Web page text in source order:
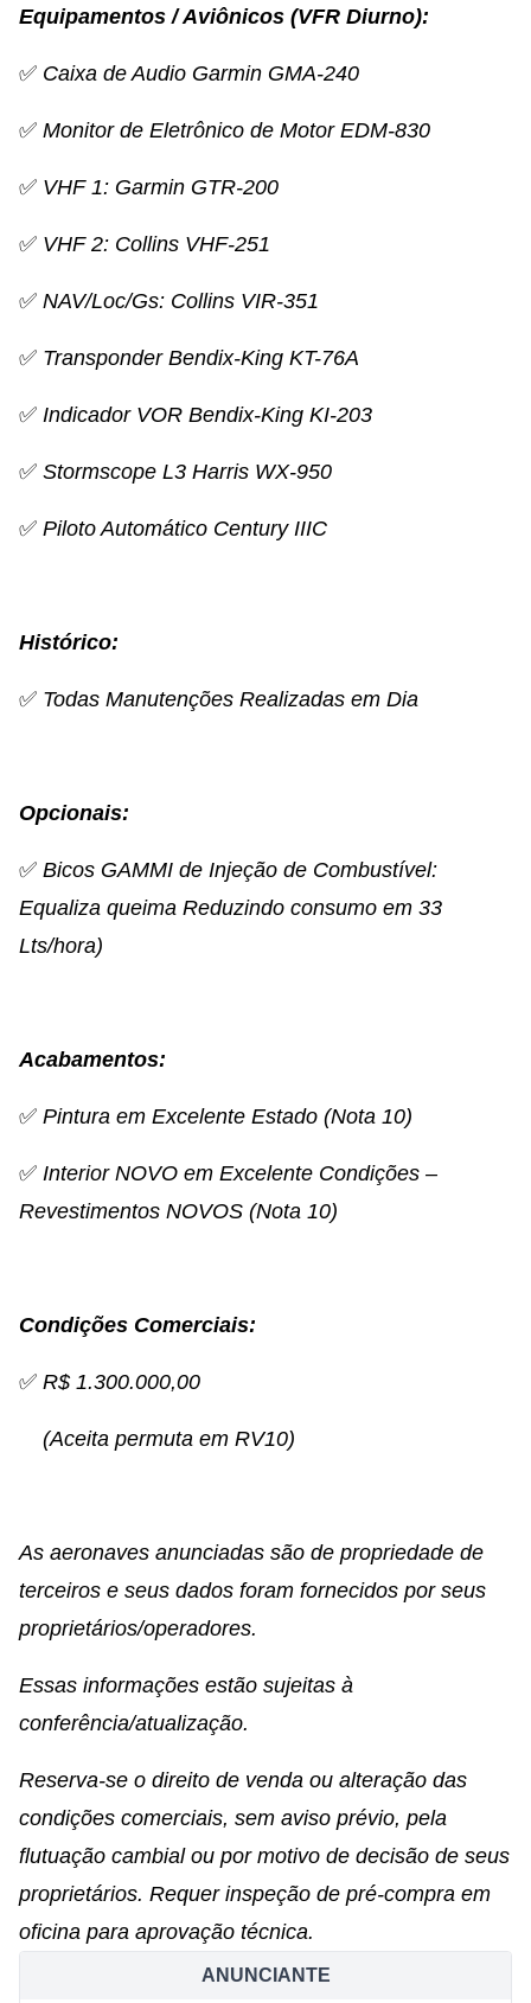
Equipamentos / Aviônicos (VFR Diurno):
✅ Caixa de Audio Garmin GMA-240
✅ Monitor de Eletrônico de Motor EDM-830
✅ VHF 1: Garmin GTR-200
✅ VHF 2: Collins VHF-251
✅ NAV/Loc/Gs: Collins VIR-351
✅ Transponder Bendix-King KT-76A
✅ Indicador VOR Bendix-King KI-203
✅ Stormscope L3 Harris WX-950
✅ Piloto Automático Century IIIC
Histórico:
✅ Todas Manutenções Realizadas em Dia
Opcionais:
✅ Bicos GAMMI de Injeção de Combustível:
Equaliza queima Reduzindo consumo em 33
Lts/hora)
Acabamentos:
✅ Pintura em Excelente Estado (Nota 10)
✅ Interior NOVO em Excelente Condições –
Revestimentos NOVOS (Nota 10)
Condições Comerciais:
✅ R$ 1.300.000,00
(Aceita permuta em RV10)
As aeronaves anunciadas são de propriedade de
terceiros e seus dados foram fornecidos por seus
proprietários/operadores.
Essas informações estão sujeitas à
conferência/atualização.
Reserva-se o direito de venda ou alteração das
condições comerciais, sem aviso prévio, pela
flutuação cambial ou por motivo de decisão de seus
proprietários. Requer inspeção de pré-compra em
oficina para aprovação técnica.
ANUNCIANTE